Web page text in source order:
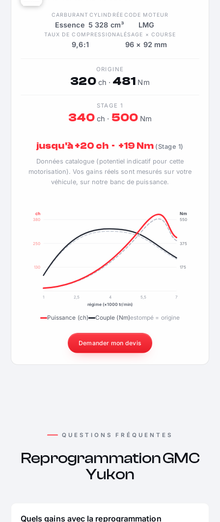
CARBURANT
Essence
CYLINDRÉE
5 328 cm³
CODE MOTEUR
LMG
TAUX DE COMPRESSION
9,6:1
ALÉSAGE × COURSE
96 × 92 mm
ORIGINE
320ch · 481 Nm
STAGE 1
340 ch · 500Nm
jusqu'à +20 ch · +19 Nm (Stage 1)
Données catalogue (potentiel indicatif pour cette
motorisation). Vos gains réels sont mesurés sur votre
véhicule, sur notre banc de puissance.
130
250
380
175
375
550
ch Nm
1 2,5 4 5,5
7
régime (×1000 tr/min)
Puissance (ch) Couple (Nm)estompé = origine
Demander mon devis
QUESTIONS FRÉQUENTES
Reprogrammation GMC
Yukon
Quels gains avec la reprogrammation